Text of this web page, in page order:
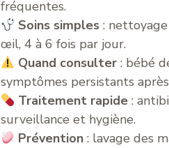
fréquentes.
Soins simples :
œil, 4 à 6 fois par jour.
Quand consulter : bébé
symptômes persistants
Traitement rapide :
surveillance et hygiène.
Prévention : lavage des